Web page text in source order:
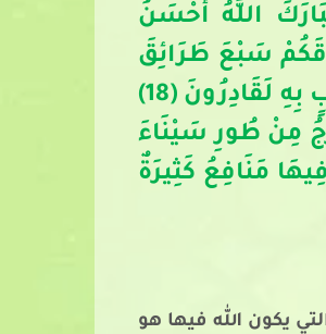
اللَّهُ أَحْسَنُ
الْقِيَامَةِ تُبْعَثُونَ (16) وَلَقَدْ خَلَقْنَا فَوْقَكُمْ سَبْعَ طَرَائِقَ
وَمَا كُنَّا عَنِ الْخَلْقِ غَافِلِينَ (17) وَأَنْزَلْنَا مِنَ السَّمَاءِ مَاءً بِقَدَرٍ فَأَسْكَنَّاهُ فِي الْأَرْضِ وَإِنَّا عَلَى ذَهَابٍ بِهِ لَقَادِرُونَ (18)
كَثِيرَةٌ وَمِنْهَا تَأْكُلُونَ (19) وَشَجَرَةً تَخْرُجُ مِنْ طُورِ سَيْنَاءَ
فِيهَا مَنَافِعُ كَثِيرَةٌ
يكون الله فيها هو